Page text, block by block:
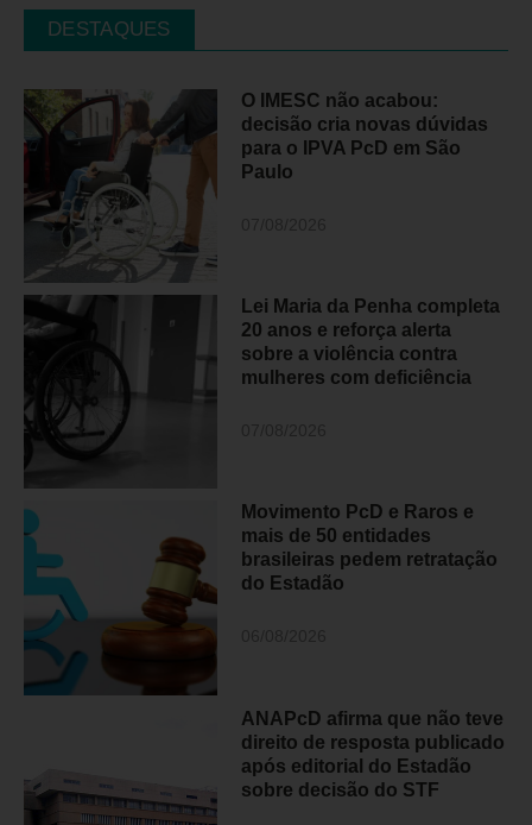
DESTAQUES
O IMESC não acabou:
decisão cria novas dúvidas
para o IPVA PcD em São
Paulo
Lei Maria da Penha completa
20 anos e reforça alerta
sobre a violência contra
mulheres com deficiência
Movimento PcD e Raros e
mais de 50 entidades
brasileiras pedem retratação
do Estadão
ANAPcD afirma que não teve
direito de resposta publicado
após editorial do Estadão
sobre decisão do STF